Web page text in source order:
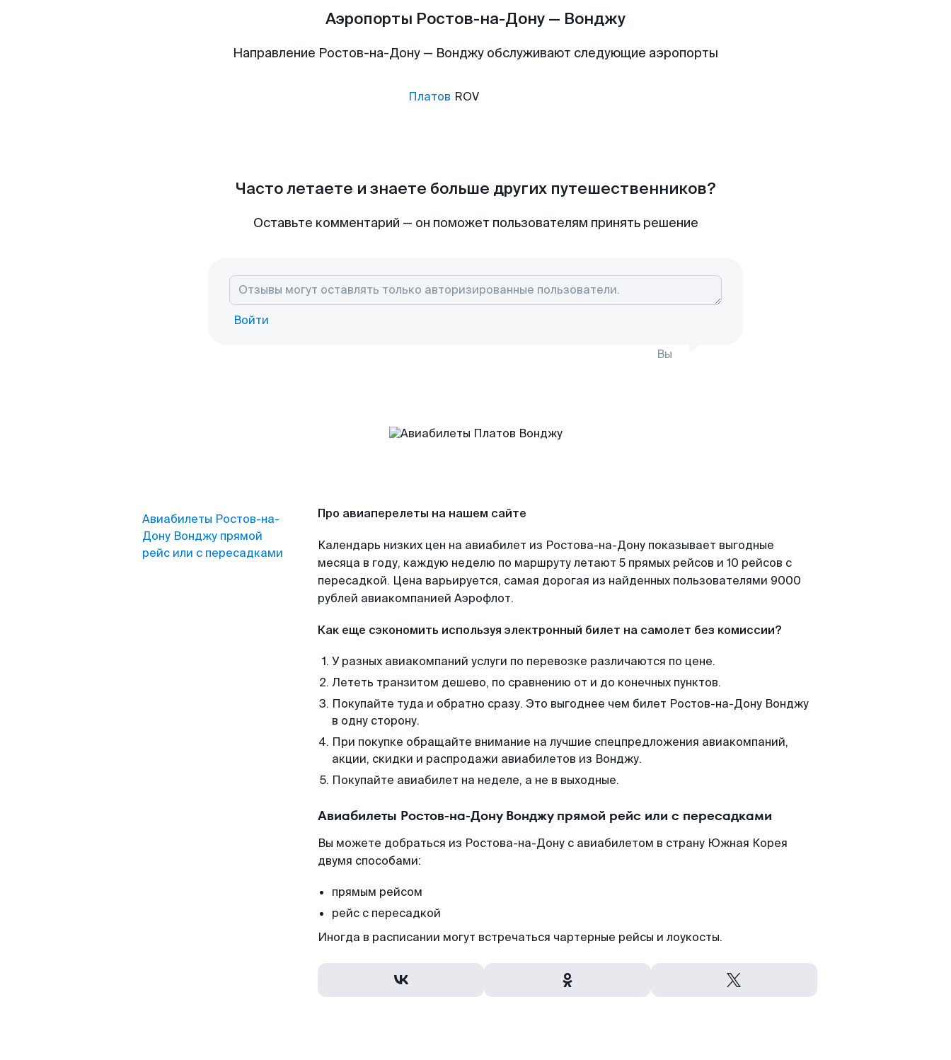
Аэропорты Ростов-на-Дону — Вонджу
Направление Ростов-на-Дону — Вонджу обслуживают следующие аэропорты
Платов ROV
Часто летаете и знаете больше других путешественников?
Оставьте комментарий — он поможет пользователям принять решение
Войти
Вы
Авиабилеты Ростов-на-
Дону Вонджу прямой
рейс или с пересадками
Про авиаперелеты на нашем сайте
Календарь низких цен на авиабилет из Ростова-на-Дону показывает выгодные
месяца в году, каждую неделю по маршруту летают 5 прямых рейсов и 10 рейсов с
пересадкой. Цена варьируется, самая дорогая из найденных пользователями 9000
рублей авиакомпанией Аэрофлот.
Как еще сэкономить используя электронный билет на самолет без комиссии?
У разных авиакомпаний услуги по перевозке различаются по цене.
Лететь транзитом дешево, по сравнению от и до конечных пунктов.
Покупайте туда и обратно сразу. Это выгоднее чем билет Ростов-на-Дону Вонджу
в одну сторону.
При покупке обращайте внимание на лучшие спецпредложения авиакомпаний,
акции, скидки и распродажи авиабилетов из Вонджу.
Покупайте авиабилет на неделе, а не в выходные.
Авиабилеты Ростов-на-Дону Вонджу прямой рейс или с пересадками
Вы можете добраться из Ростова-на-Дону с авиабилетом в страну Южная Корея
двумя способами:
прямым рейсом
рейс с пересадкой
Иногда в расписании могут встречаться чартерные рейсы и лоукосты.